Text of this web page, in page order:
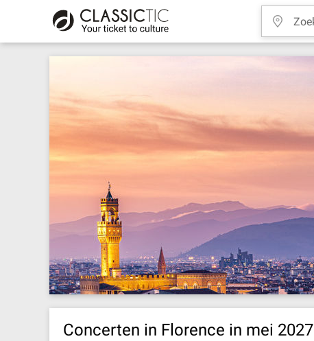
Concerten in Florence in mei 2027